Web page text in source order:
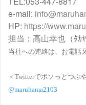
e-mail:
HP: https://
担当：高山幸也（ﾀｶﾔ
当社への連絡は、お電話
＜Twitterでボソっとつぶ
@maruhama2103